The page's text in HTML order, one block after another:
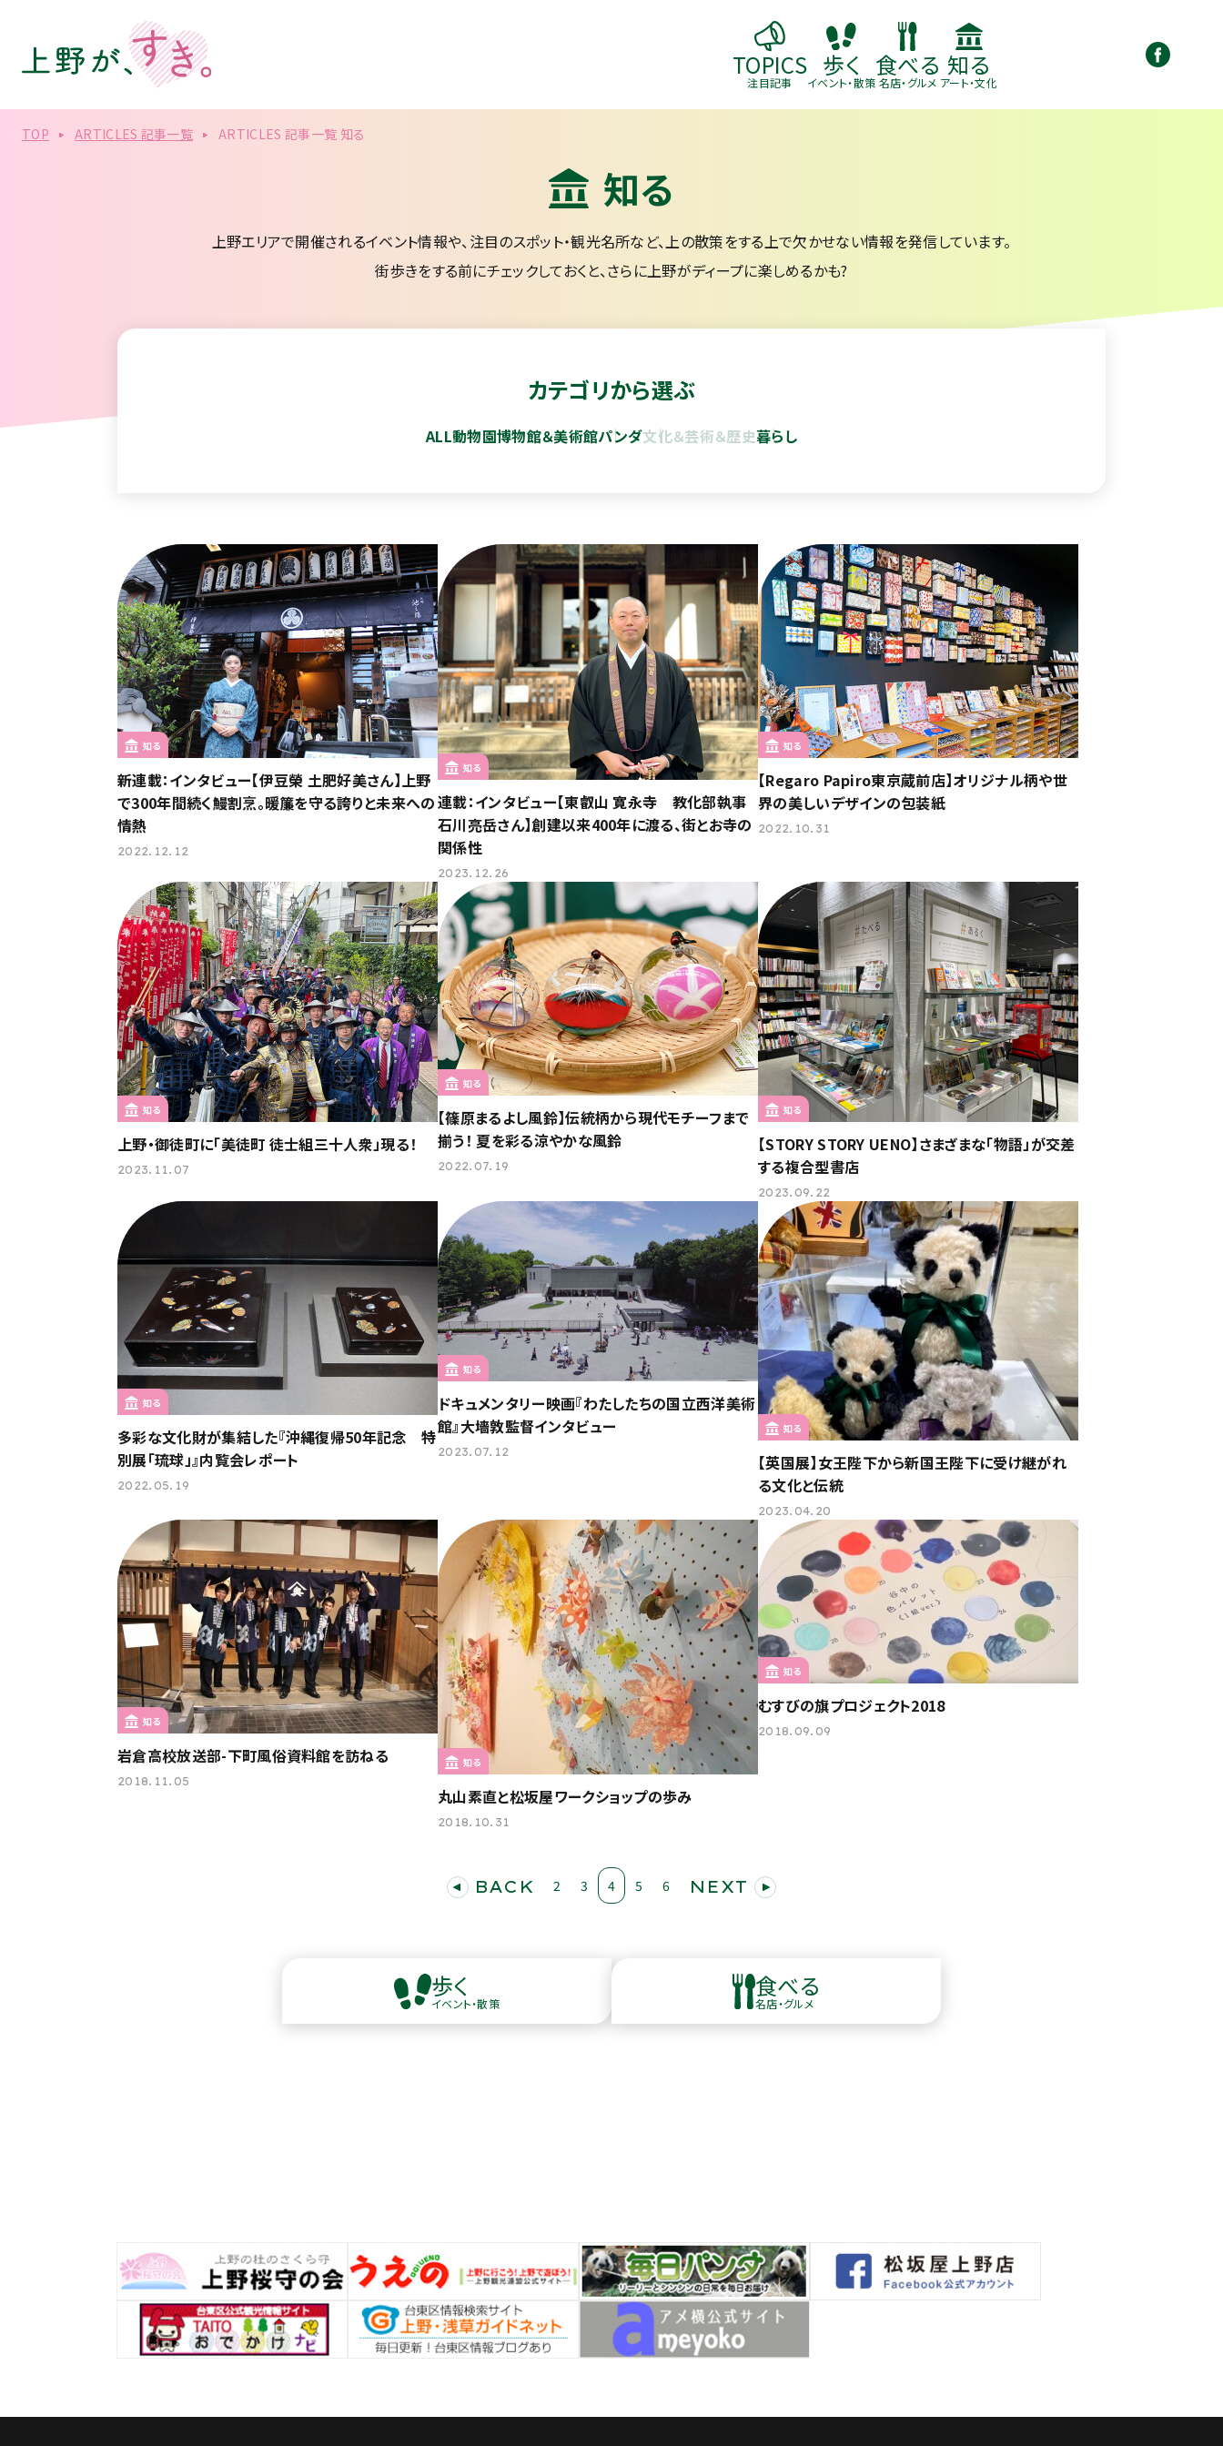
TOPICS
注目記事
歩く
イベント・散策
食べる
名店・グルメ
知る
アート・文化
TOP ARTICLES 記事一覧 ARTICLES 記事一覧 知る
知る
上野エリアで開催されるイベント情報や、注目のスポット・観光名所など、上の散策をする上で欠かせない情報を発信しています。
街歩きをする前にチェックしておくと、さらに上野がディープに楽しめるかも?
カテゴリから選ぶ
ALL動物園博物館＆美術館パンダ文化＆芸術＆歴史暮らし
知る
新連載：インタビュー【伊豆榮 土肥好美さん】上野
で300年間続く鰻割烹。暖簾を守る誇りと未来への
情熱
2022.12.12
知る
連載：インタビュー【東叡山 寛永寺 教化部執事
石川亮岳さん】創建以来400年に渡る、街とお寺の
関係性
2023.12.26
知る
【Regaro Papiro東京蔵前店】オリジナル柄や世
界の美しいデザインの包装紙
2022.10.31
知る
上野・御徒町に「美徒町 徒士組三十人衆」現る！
2023.11.07
知る
【篠原まるよし風鈴】伝統柄から現代モチーフまで
揃う！ 夏を彩る涼やかな風鈴
2022.07.19
知る
【STORY STORY UENO】さまざまな「物語」が交差
する複合型書店
2023.09.22
知る
多彩な文化財が集結した『沖縄復帰50年記念 特
別展「琉球」』内覧会レポート
2022.05.19
知る
ドキュメンタリー映画『わたしたちの国立西洋美術
館』大墻敦監督インタビュー
2023.07.12
知る
【英国展】女王陛下から新国王陛下に受け継がれ
る文化と伝統
2023.04.20
知る
岩倉高校放送部-下町風俗資料館を訪ねる
2018.11.05
知る
丸山素直と松坂屋ワークショップの歩み
2018.10.31
知る
むすびの旗プロジェクト2018
2018.09.09
BACK 2 3 4 5 6 NEXT
歩く
イベント・散策
食べる
名店・グルメ